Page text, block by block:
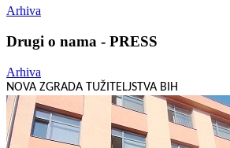
Arhiva
Drugi o nama - PRESS
Arhiva
NOVA ZGRADA TUŽITELJSTVA BIH